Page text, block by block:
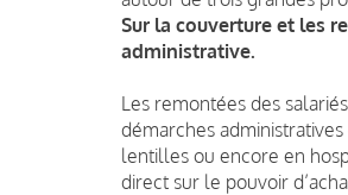
Sur la couverture et les
administrative.
Les remontées des
démarches
lentilles ou encore en
direct sur le pouvoir